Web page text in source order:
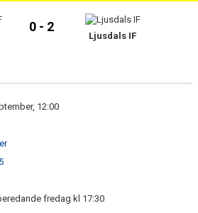
0 - 2
Ljusdals IF
12:00
fredag kl 17:30